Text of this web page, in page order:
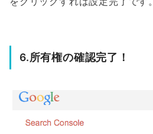
6.所有権の確認完了！